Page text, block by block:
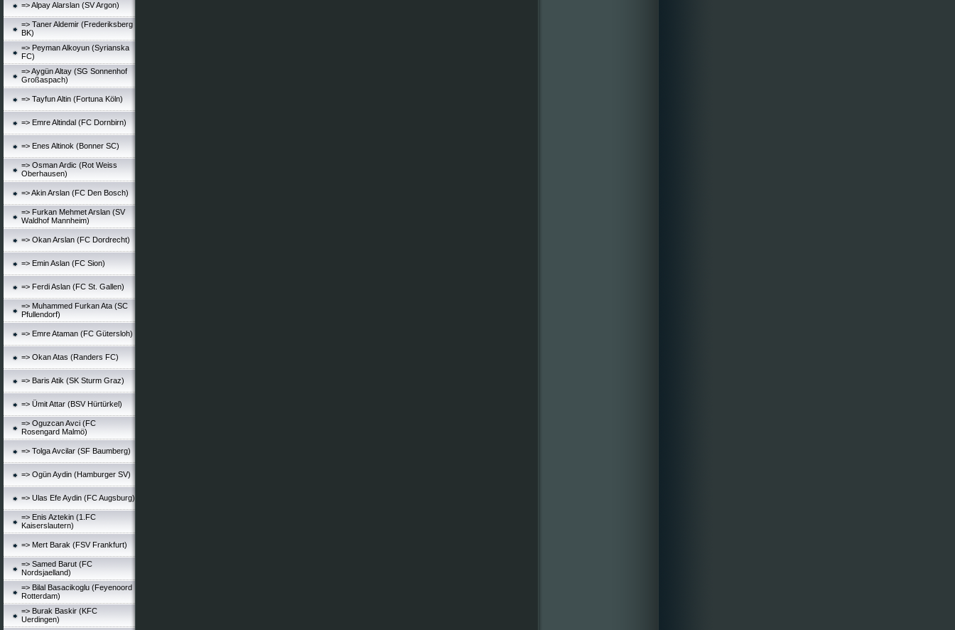
=> Alpay Alarslan (SV Argon)
=> Taner Aldemir (Frederiksberg
BK)
=> Peyman Alkoyun (Syrianska
FC)
=> Aygün Altay (SG Sonnenhof
Großaspach)
=> Tayfun Altin (Fortuna Köln)
=> Emre Altindal (FC Dornbirn)
=> Enes Altinok (Bonner SC)
=> Osman Ardic (Rot Weiss
Oberhausen)
=> Akin Arslan (FC Den Bosch)
=> Furkan Mehmet Arslan (SV
Waldhof Mannheim)
=> Okan Arslan (FC Dordrecht)
=> Emin Aslan (FC Sion)
=> Ferdi Aslan (FC St. Gallen)
=> Muhammed Furkan Ata (SC
Pfullendorf)
=> Emre Ataman (FC Gütersloh)
=> Okan Atas (Randers FC)
=> Baris Atik (SK Sturm Graz)
=> Ümit Attar (BSV Hürtürkel)
=> Oguzcan Avci (FC
Rosengard Malmö)
=> Tolga Avcilar (SF Baumberg)
=> Ogün Aydin (Hamburger SV)
=> Ulas Efe Aydin (FC Augsburg)
=> Enis Aztekin (1.FC
Kaiserslautern)
=> Mert Barak (FSV Frankfurt)
=> Samed Barut (FC
Nordsjaelland)
=> Bilal Basacikoglu (Feyenoord
Rotterdam)
=> Burak Baskir (KFC
Uerdingen)